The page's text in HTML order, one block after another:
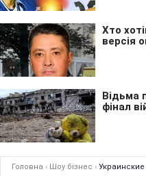
Головна › Шоу бізнес ›